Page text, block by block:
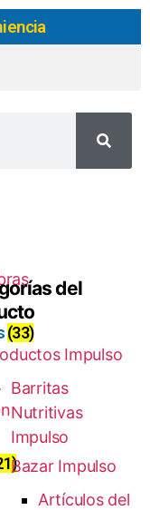
(33)
del
Impulso
Barritas
Nutritivas
Impulso
Bazar Impulso
Artículos del